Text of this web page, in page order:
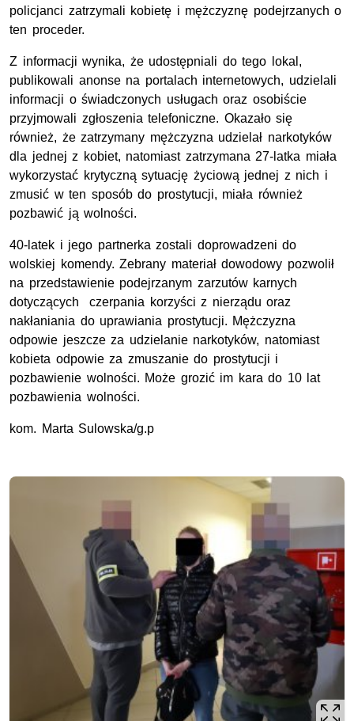
policjanci zatrzymali kobietę i mężczyznę podejrzanych o
ten proceder.
Z informacji wynika, że udostępniali do tego lokal,
publikowali anonse na portalach internetowych, udzielali
informacji o świadczonych usługach oraz osobiście
przyjmowali zgłoszenia telefoniczne. Okazało się
również, że zatrzymany mężczyzna udzielał narkotyków
dla jednej z kobiet, natomiast zatrzymana 27-latka miała
wykorzystać krytyczną sytuację życiową jednej z nich i
zmusić w ten sposób do prostytucji, miała również
pozbawić ją wolności.
40-latek i jego partnerka zostali doprowadzeni do
wolskiej komendy. Zebrany materiał dowodowy pozwolił
na przedstawienie podejrzanym zarzutów karnych
dotyczących czerpania korzyści z nierządu oraz
nakłaniania do uprawiania prostytucji. Mężczyzna
odpowie jeszcze za udzielanie narkotyków, natomiast
kobieta odpowie za zmuszanie do prostytucji i
pozbawienie wolności. Może grozić im kara do 10 lat
pozbawienia wolności.
kom. Marta Sulowska/g.p